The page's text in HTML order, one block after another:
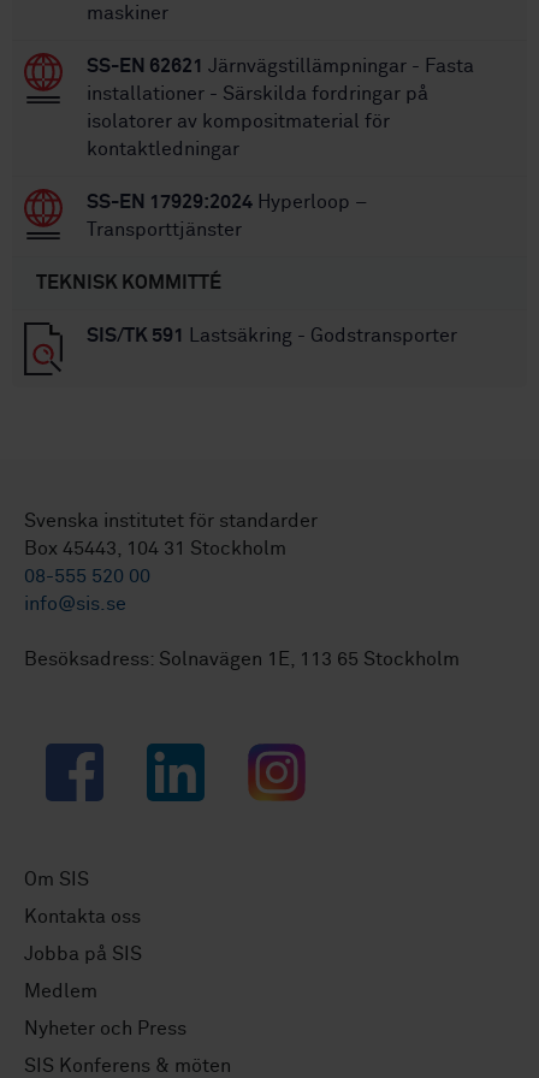
maskiner
SS-EN 62621 Järnvägstillämpningar - Fasta
installationer - Särskilda fordringar på
isolatorer av kompositmaterial för
kontaktledningar
SS-EN 17929:2024 Hyperloop –
Transporttjänster
TEKNISK KOMMITTÉ
SIS/TK 591 Lastsäkring - Godstransporter
Svenska institutet för standarder
Box 45443, 104 31 Stockholm
08-555 520 00
info@sis.se
Besöksadress: Solnavägen 1E, 113 65 Stockholm
Facebook LinkedIn Instagram
Om SIS
Kontakta oss
Jobba på SIS
Medlem
Nyheter och Press
SIS Konferens & möten